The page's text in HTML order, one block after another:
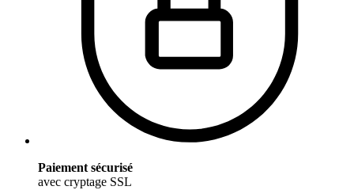
Paiement sécurisé
avec cryptage SSL